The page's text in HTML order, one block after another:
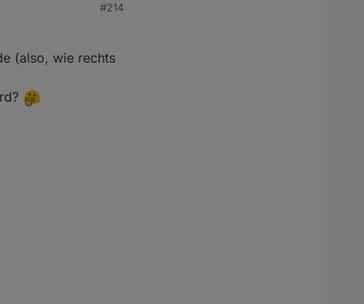
#214
(also, wie rechts